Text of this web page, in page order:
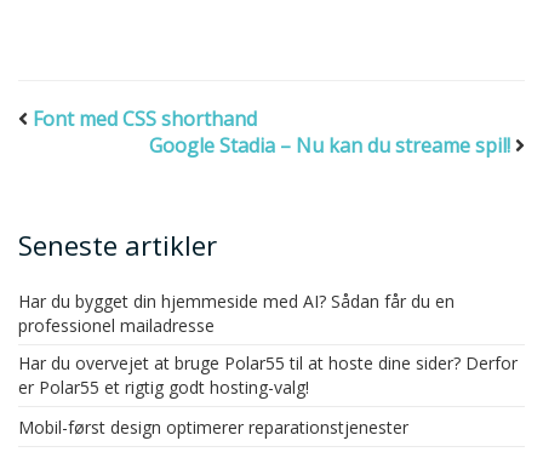
Font med CSS shorthand
Google Stadia – Nu kan du streame spil!
Seneste artikler
Har du bygget din hjemmeside med AI? Sådan får du en
professionel mailadresse
Har du overvejet at bruge Polar55 til at hoste dine sider? Derfor
er Polar55 et rigtig godt hosting-valg!
Mobil-først design optimerer reparationstjenester